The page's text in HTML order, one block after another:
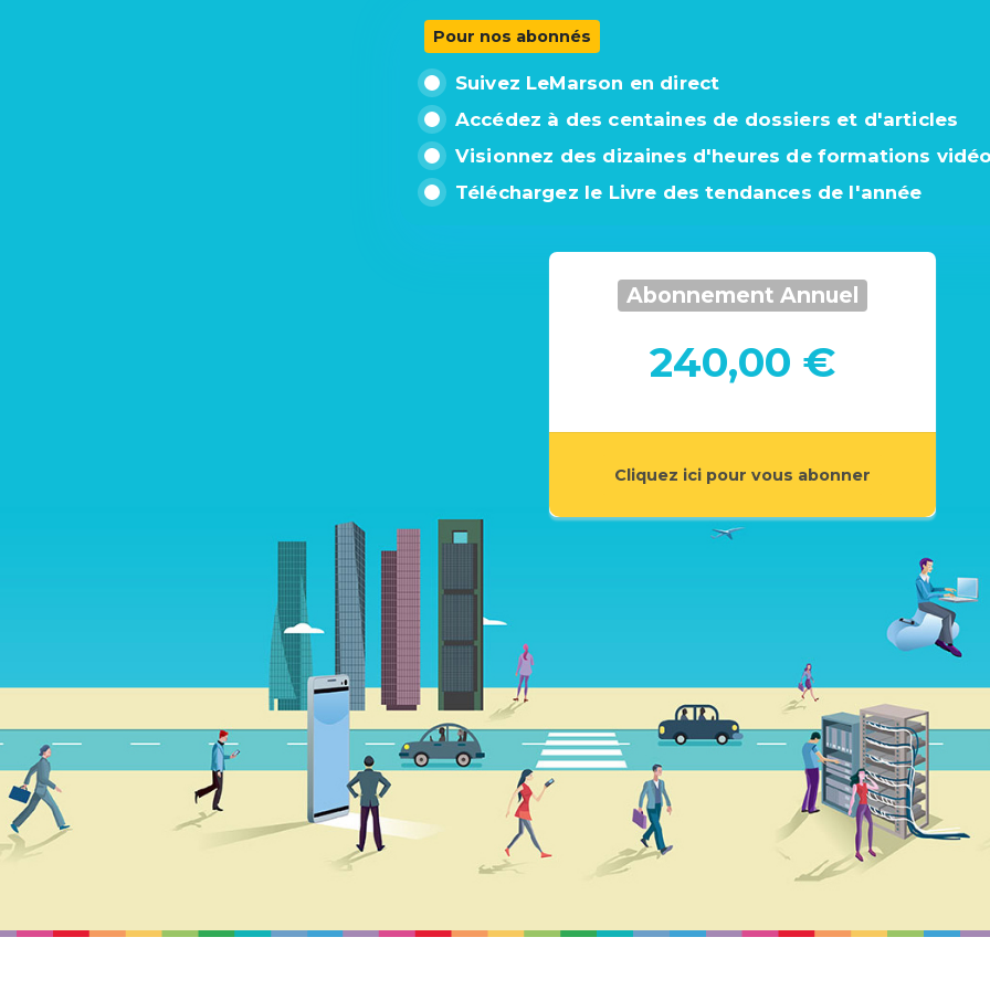
Pour nos abonnés
Suivez LeMarson en direct
Accédez à des centaines de dossiers et d'articles
Visionnez des dizaines d'heures de formations
Téléchargez le Livre des tendances de l'année
Abonnement Annuel
240,00 €
Cliquez ici pour vous abonner